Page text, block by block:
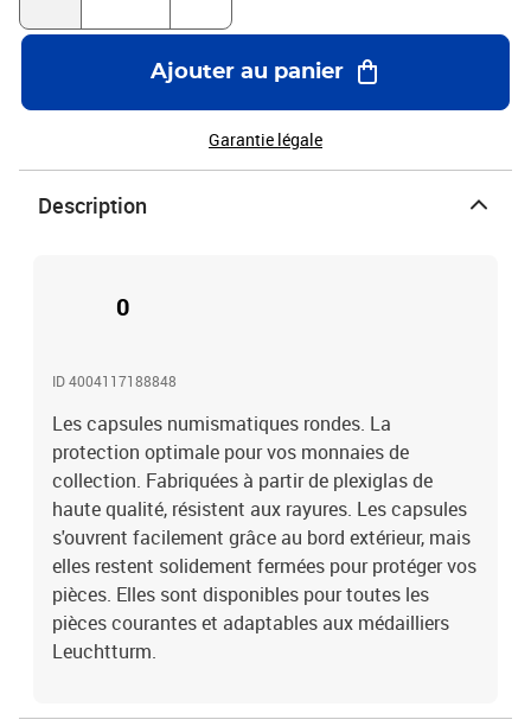
Ajouter au panier
Garantie légale
Description
0
ID 4004117188848
Les capsules numismatiques rondes. La
protection optimale pour vos monnaies de
collection. Fabriquées à partir de plexiglas de
haute qualité, résistent aux rayures. Les capsules
s'ouvrent facilement grâce au bord extérieur, mais
elles restent solidement fermées pour protéger vos
pièces. Elles sont disponibles pour toutes les
pièces courantes et adaptables aux médailliers
Leuchtturm.